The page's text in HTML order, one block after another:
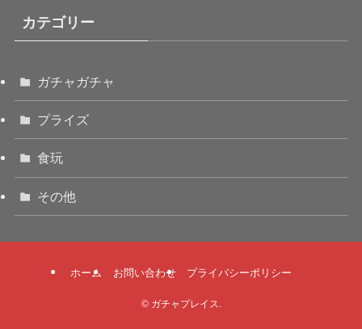
カテゴリー
ガチャガチャ
プライズ
食玩
その他
ホーム お問い合わせ プライバシーポリシー
©ガチャプレイス.